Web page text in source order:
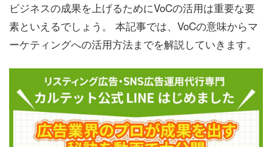
ビジネスの成果を上げるためにVoCの活用は重要な要
素といえるでしょう。 本記事では、VoCの意味からマ
ーケティングへの活用方法までを解説していきます。